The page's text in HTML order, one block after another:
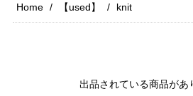
Home 【used】 knit
出品されている商品があ